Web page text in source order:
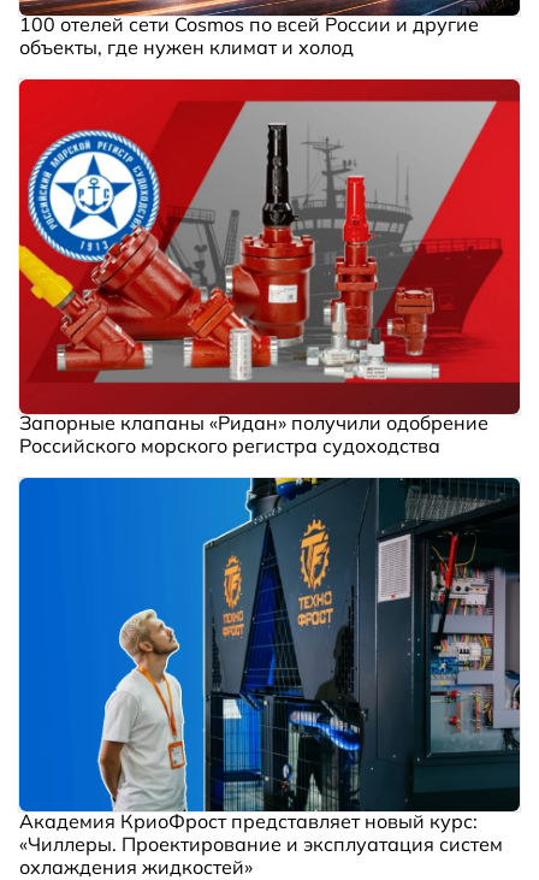
100 отелей сети Cosmos по всей России и другие
объекты, где нужен климат и холод
Запорные клапаны «Ридан» получили одобрение
Российского морского регистра судоходства
Академия КриоФрост представляет новый курс:
«Чиллеры. Проектирование и эксплуатация систем
охлаждения жидкостей»